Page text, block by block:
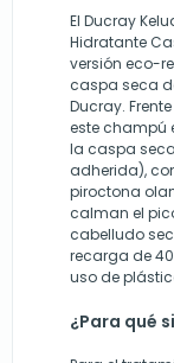
El Ducray
Hidratante
versión eco-
caspa seca
Ducray.
este champú
la caspa
adherida),
piroctona
calman el
cabelludo
recarga de
uso de
¿Para qué